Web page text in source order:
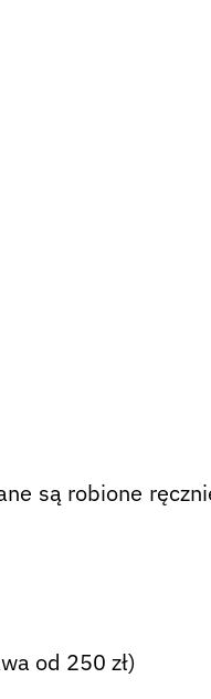
są robione
od 250 zł)